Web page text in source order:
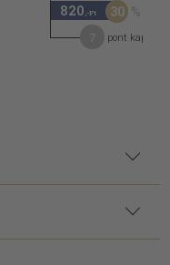
820 ,-Ft 30
pont kapható